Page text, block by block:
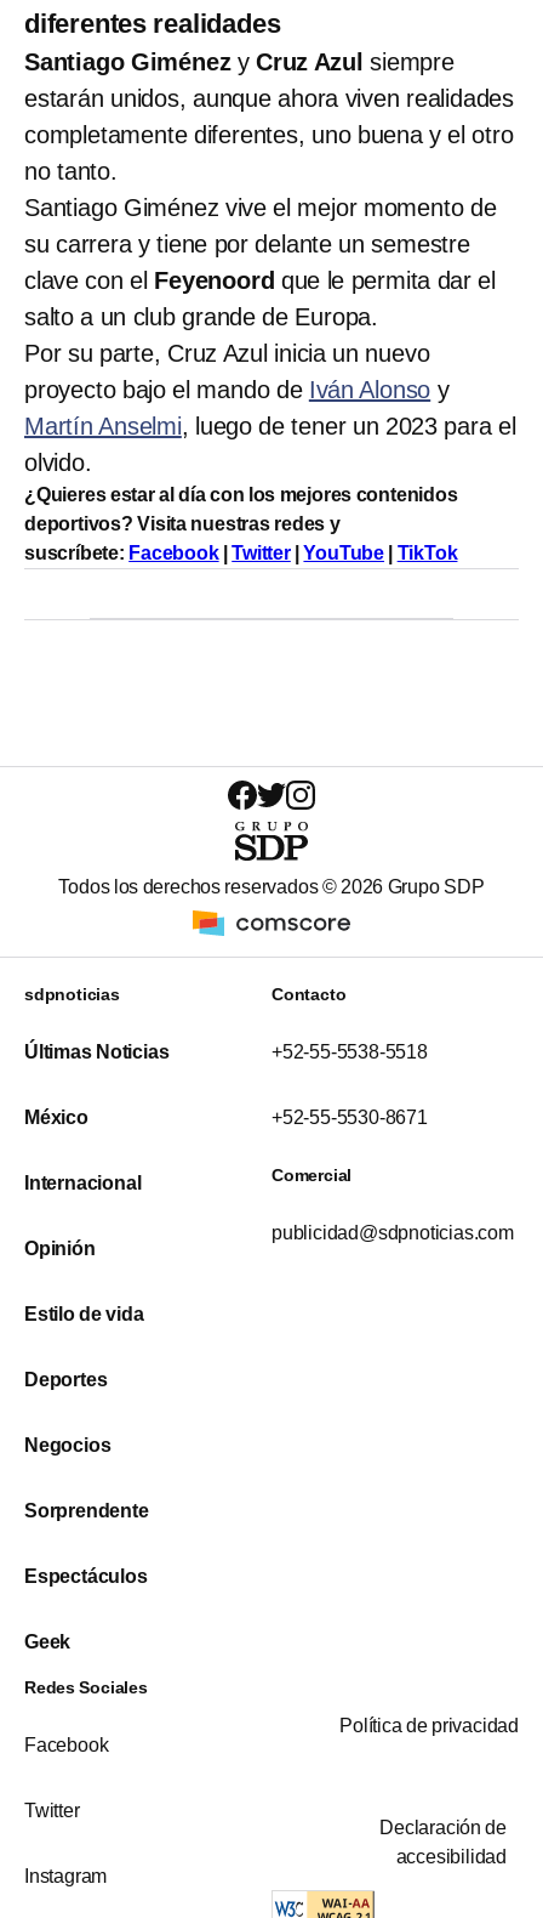
diferentes realidades
Santiago GiménezyCruz Azul siempre
estarán unidos, aunque ahora viven realidades
completamente diferentes, uno buena y el otro
no tanto.
Santiago Giménez vive el mejor momento de
su carrera y tiene por delante un semestre
clave con el Feyenoord que le permita dar el
salto a un club grande de Europa.
Por su parte, Cruz Azul inicia un nuevo
proyecto bajo el mando de Iván Alonso y
Martín Anselmi, luego de tener un 2023 para el
olvido.
¿Quieres estar al día con los mejores contenidos
deportivos? Visita nuestras redes y
suscríbete: Facebook|Twitter|YouTube TikTok
Todos los derechos reservados © 2026 Grupo SDP
sdpnoticias
Últimas Noticias
México
Internacional
Opinión
Estilo de vida
Deportes
Negocios
Sorprendente
Espectáculos
Geek
Contacto
+52-55-5538-5518
+52-55-5530-8671
Comercial
publicidad@sdpnoticias.com
Redes Sociales
Facebook
Twitter
Instagram
Política de privacidad
Declaración de
accesibilidad